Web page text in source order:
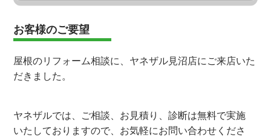
お客様のご要望
屋根のリフォーム相談に、ヤネザル見沼店にご来店いた
だきました。
ヤネザルでは、ご相談、お見積り、診断は無料で実施
いたしておりますので、お気軽にお問い合わせくださ